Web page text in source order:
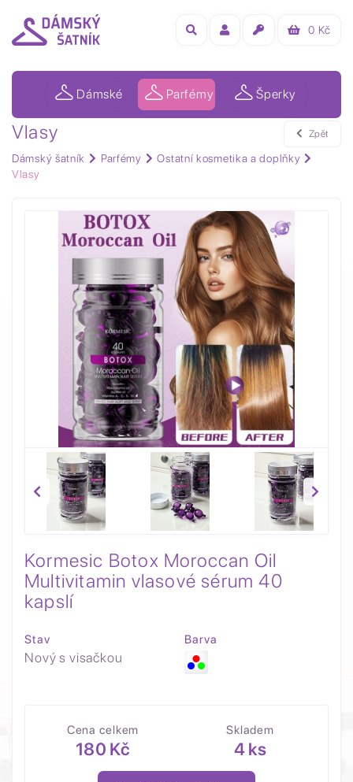
0 Kč
Dámské Parfémy Šperky
Vlasy
Dámský šatník Parfémy
Ostatní kosmetika a doplňky
Vlasy
Zpět
Kormesic Botox Moroccan Oil
Multivitamin vlasové sérum 40
kapslí
Stav
Nový s visačkou
Barva
Cena celkem
180 Kč
Skladem
4 ks